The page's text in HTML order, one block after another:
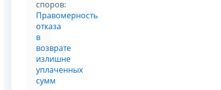
споров:
Правомерность
отказа
в
возврате
излишне
уплаченных
сумм